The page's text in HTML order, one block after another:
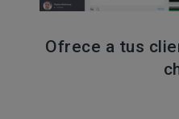
Ofrece a tus